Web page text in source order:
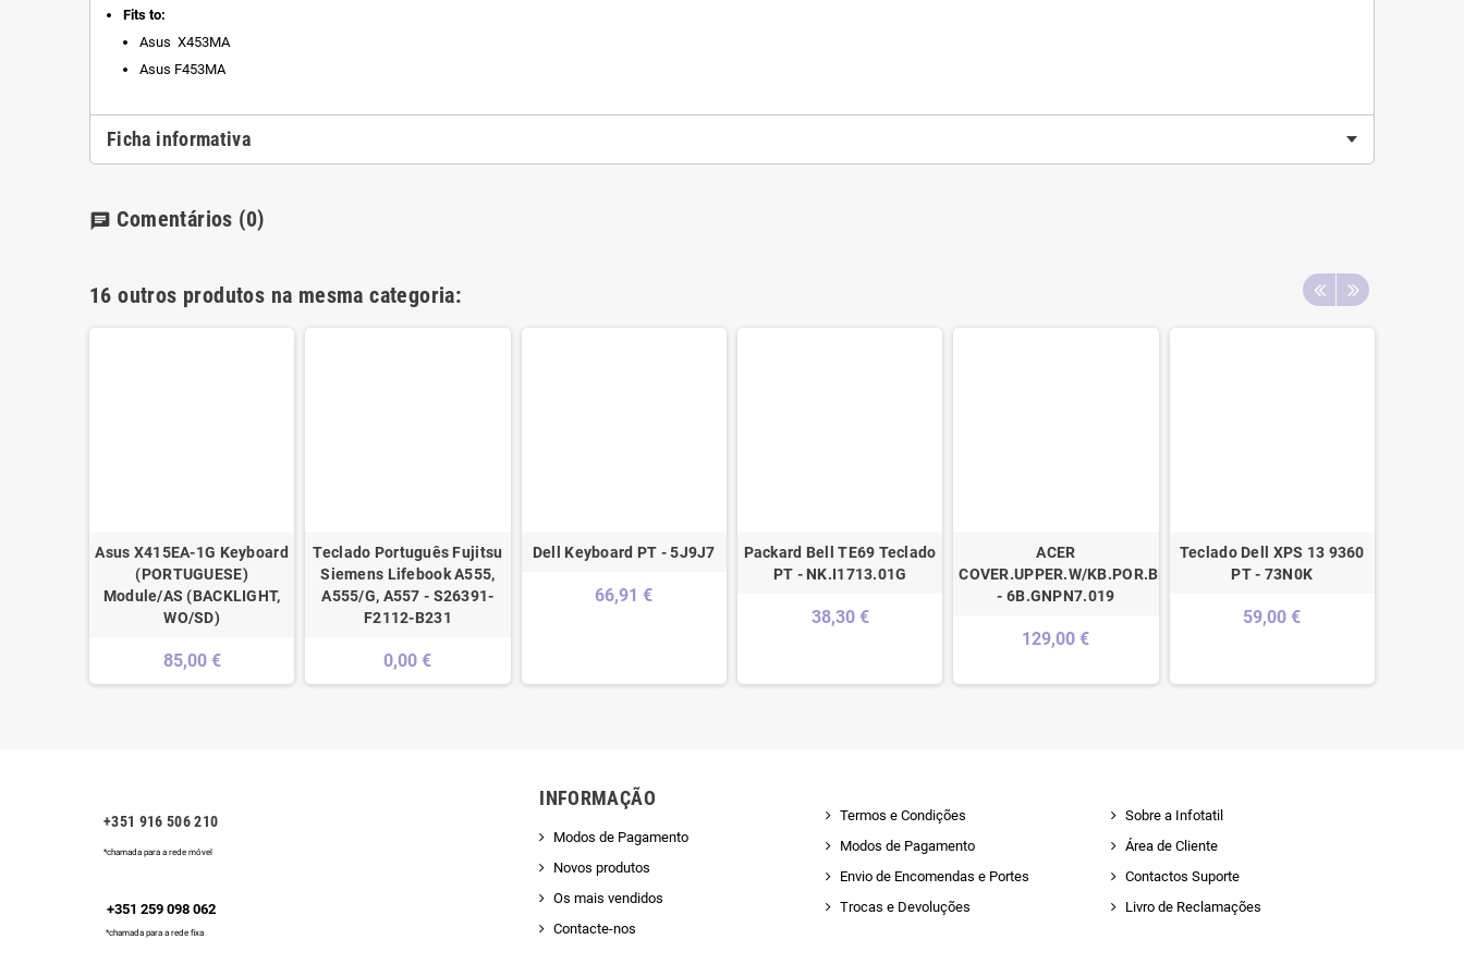
Fits to:
Asus X453MA
Asus F453MA
Ficha informativa
chat Comentários (0)
16 outros produtos na mesma categoria:
Asus X415EA-1G Keyboard
(PORTUGUESE)
Module/AS (BACKLIGHT,
WO/SD)
85,00 €
Teclado Português Fujitsu
Siemens Lifebook A555,
A555/G, A557 - S26391-
F2112-B231
0,00 €
Dell Keyboard PT - 5J9J7
66,91 €
Packard Bell TE69 Teclado
PT - NK.I1713.01G
38,30 €
ACER
COVER.UPPER.W/KB.POR.BLACK
- 6B.GNPN7.019
129,00 €
Teclado Dell XPS 13 9360
PT - 73N0K
59,00 €
+351 916 506 210
*chamada para a rede móvel
+351 259 098 062
*chamada para a rede fixa
INFORMAÇÃO
Modos de Pagamento
Novos produtos
Os mais vendidos
Contacte-nos
Termos e Condições
Modos de Pagamento
Envio de Encomendas e Portes
Trocas e Devoluções
Sobre a Infotatil
Área de Cliente
Contactos Suporte
Livro de Reclamações